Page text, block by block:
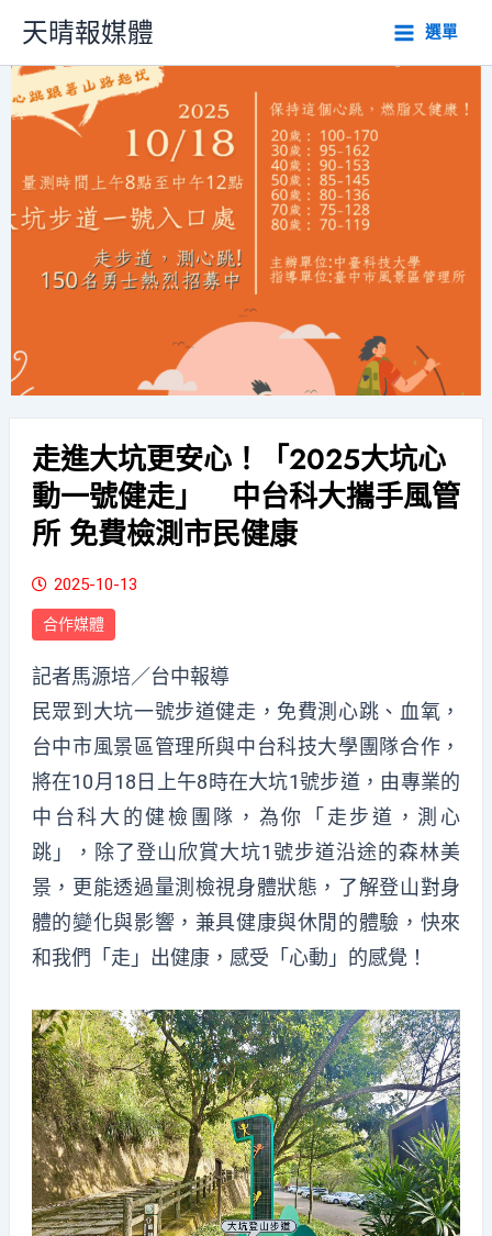
主
內
天晴報媒體 選單
走進大坑更安心！「2025大坑心
動一號健走」 中台科大攜手風管
所 免費檢測市民健康
2025-10-13
合作媒體
記者馬源培／台中報導
民眾到大坑一號步道健走，免費測心跳、血氧，
台中市風景區管理所與中台科技大學團隊合作，
將在10月18日上午8時在大坑1號步道，由專業的
中台科大的健檢團隊，為你「走步道，測心
跳」，除了登山欣賞大坑1號步道沿途的森林美
景，更能透過量測檢視身體狀態，了解登山對身
體的變化與影響，兼具健康與休閒的體驗，快來
和我們「走」出健康，感受「心動」的感覺！